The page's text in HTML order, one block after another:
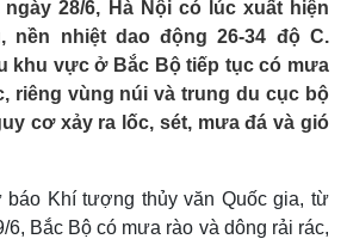
ngày 28/6, Hà Nội có lúc xuất hiện
nền nhiệt dao động 26-34 độ C.
khu vực ở Bắc Bộ tiếp tục có mưa
riêng vùng núi và trung du cục bộ
cơ xảy ra lốc, sét, mưa đá và gió
báo Khí tượng thủy văn Quốc gia, từ
6, Bắc Bộ có mưa rào và dông rải rác,